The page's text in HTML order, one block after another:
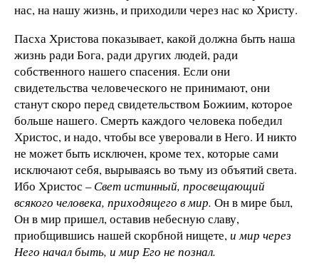
нас, на нашу жизнь, и приходили через нас ко Христу.
Пасха Христова показывает, какой должна быть наша
жизнь ради Бога, ради других людей, ради
собственного нашего спасения. Если они
свидетельства человеческого не принимают, они
станут скоро перед свидетельством Божиим, которое
больше нашего. Смерть каждого человека победил
Христос, и надо, чтобы все уверовали в Него. И никто
не может быть исключен, кроме тех, которые сами
исключают себя, вырываясь во тьму из объятий света.
Ибо Христос –Свет истинный, просвещающий
всякого человека, приходящего в мир. Он в мире был,
Он в мир пришел, оставив небесную славу,
приобщившись нашей скорбной нищете,и мир через
Него начал быть, и мир Его не познал.